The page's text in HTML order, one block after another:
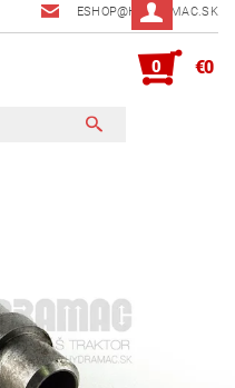
ESHOP@HYDRAMAC.SK
0 €0